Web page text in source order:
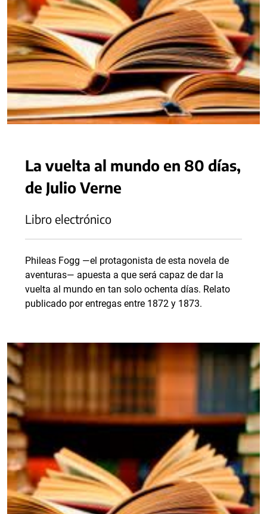
La vuelta al mundo en 80 días,
de Julio Verne
Libro electrónico
Phileas Fogg —el protagonista de esta novela de
aventuras— apuesta a que será capaz de dar la
vuelta al mundo en tan solo ochenta días. Relato
publicado por entregas entre 1872 y 1873.